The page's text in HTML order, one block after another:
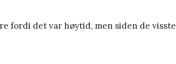
fordi det var høytid, men siden de visste